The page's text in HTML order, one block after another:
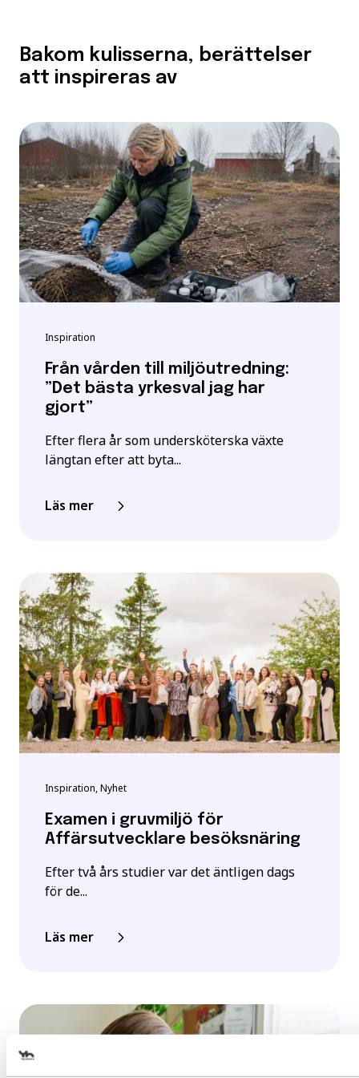
Bakom kulisserna, berättelser
att inspireras av
Inspiration
Från vården till miljöutredning:
”Det bästa yrkesval jag har
gjort”
Efter flera år som undersköterska växte
längtan efter att byta...
Läs mer
Inspiration, Nyhet
Examen i gruvmiljö för
Affärsutvecklare besöksnäring
Efter två års studier var det äntligen dags
för de...
Läs mer